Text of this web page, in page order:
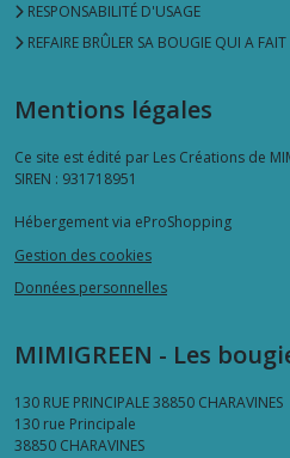
RESPONSABILITÉ D'USAGE
REFAIRE BRÛLER SA BOUGIE QUI A
Mentions légales
Ce site est édité par Les Créations de
SIREN : 931718951
Hébergement via eProShopping
Gestion des cookies
Données personnelles
MIMIGREEN - Les
130 RUE PRINCIPALE 38850 CHARAVINES
130 rue Principale
38850 CHARAVINES